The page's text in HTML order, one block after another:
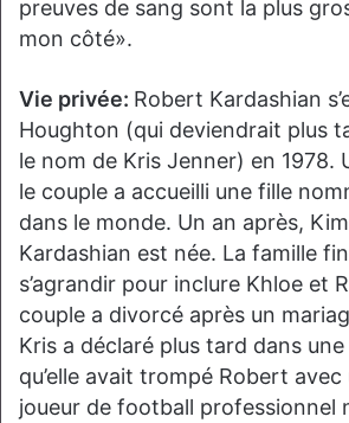
preuves de sang sont la plus
mon côté».
Vie privée: Robert Kardashian
Houghton (qui deviendrait plus
le nom de Kris Jenner) en 1978.
le couple a accueilli une fille
dans le monde. Un an après,
Kardashian est née. La famille
s’agrandir pour inclure Khloe et
couple a divorcé après un
Kris a déclaré plus tard dans
qu’elle avait trompé Robert avec
joueur de football professionnel